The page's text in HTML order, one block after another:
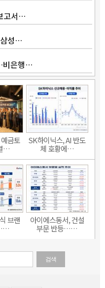
고서…
성…
비은행…
금토
…
SK하이닉스, AI 반도
체 호황에…
브랜
아이에스동서, 건설
부문 반등……
검색